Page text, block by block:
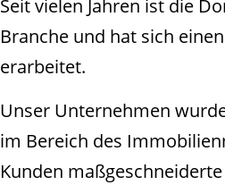
Seit vielen Jahren ist die
Branche und hat sich
erarbeitet.
Unser Unternehmen
im Bereich des
Kunden